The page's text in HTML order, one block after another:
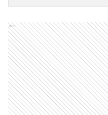
Ads